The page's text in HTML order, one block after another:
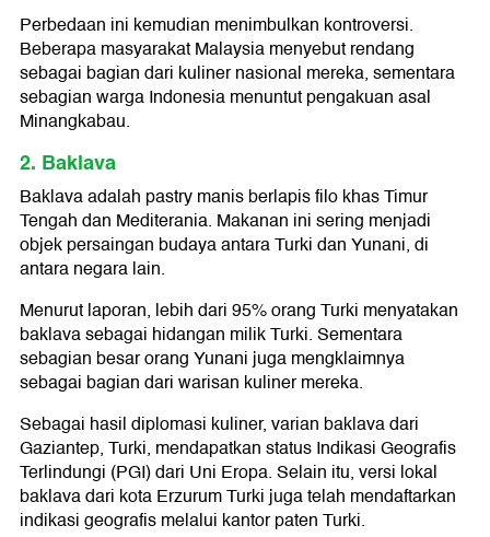
Perbedaan ini kemudian menimbulkan kontroversi.
Beberapa masyarakat Malaysia menyebut rendang
sebagai bagian dari kuliner nasional mereka, sementara
sebagian warga Indonesia menuntut pengakuan asal
Minangkabau.
2. Baklava
Baklava adalah pastry manis berlapis filo khas Timur
Tengah dan Mediterania. Makanan ini sering menjadi
objek persaingan budaya antara Turki dan Yunani, di
antara negara lain.
Menurut laporan, lebih dari 95% orang Turki menyatakan
baklava sebagai hidangan milik Turki. Sementara
sebagian besar orang Yunani juga mengklaimnya
sebagai bagian dari warisan kuliner mereka.
Sebagai hasil diplomasi kuliner, varian baklava dari
Gaziantep, Turki, mendapatkan status Indikasi Geografis
Terlindungi (PGI) dari Uni Eropa. Selain itu, versi lokal
baklava dari kota Erzurum Turki juga telah mendaftarkan
indikasi geografis melalui kantor paten Turki.